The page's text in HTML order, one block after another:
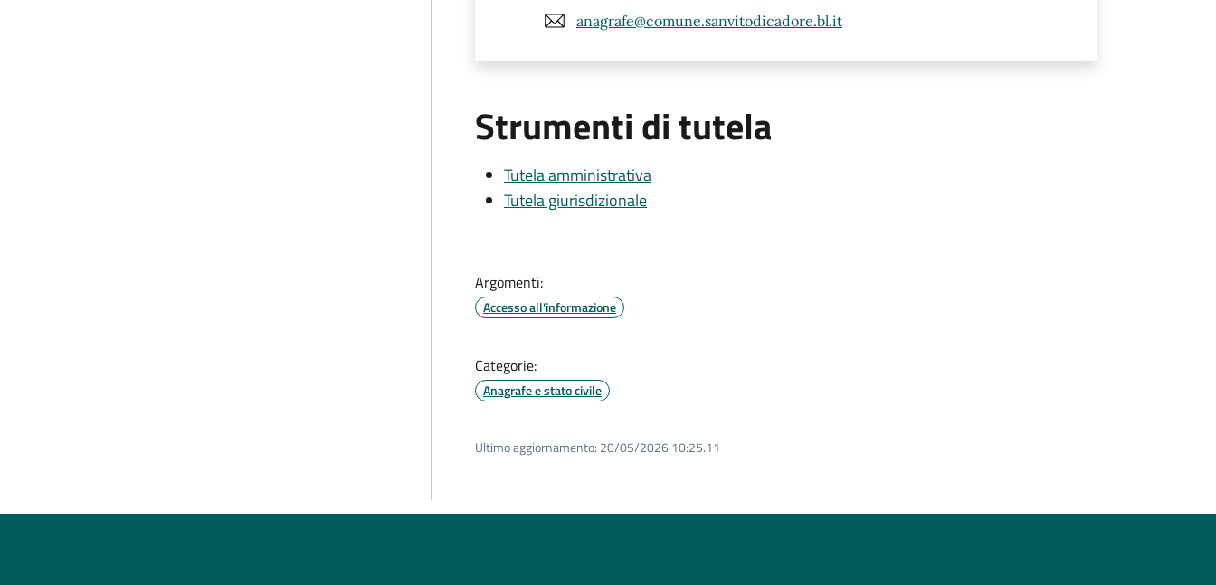
anagrafe@comune.sanvitodicadore.bl.it
Strumenti di tutela
Tutela amministrativa
Tutela giurisdizionale
Argomenti:
Accesso all'informazione
Categorie:
Anagrafe e stato civile
Ultimo aggiornamento: 20/05/2026 10:25.11